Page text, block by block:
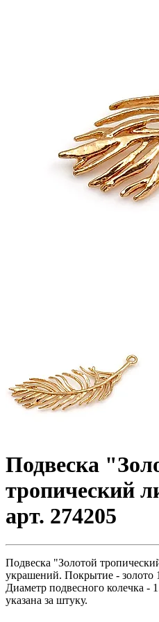
Подвеска
тропический
арт. 274205
Подвеска "Золотой
украшений. Покрытие - золото
Диаметр подвесного колечка -
указана за штуку.